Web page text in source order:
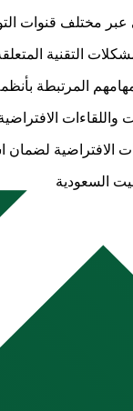
مختلف قنوات
التقنية المتعلقة
المرتبطة بأنظمة
لضمان